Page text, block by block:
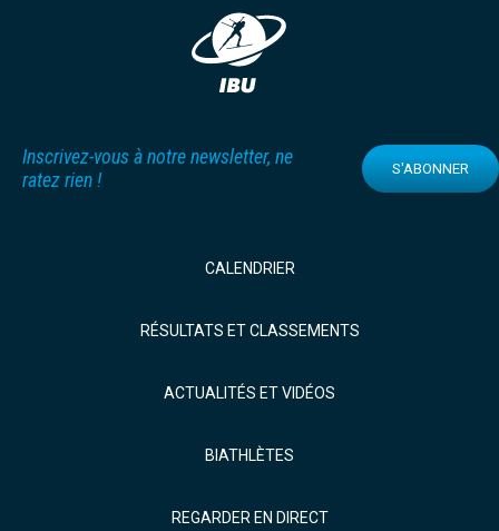
Inscrivez-vous à notre newsletter, ne
ratez rien !
S'ABONNER
CALENDRIER
RÉSULTATS ET CLASSEMENTS
ACTUALITÉS ET VIDÉOS
BIATHLÈTES
REGARDER EN DIRECT